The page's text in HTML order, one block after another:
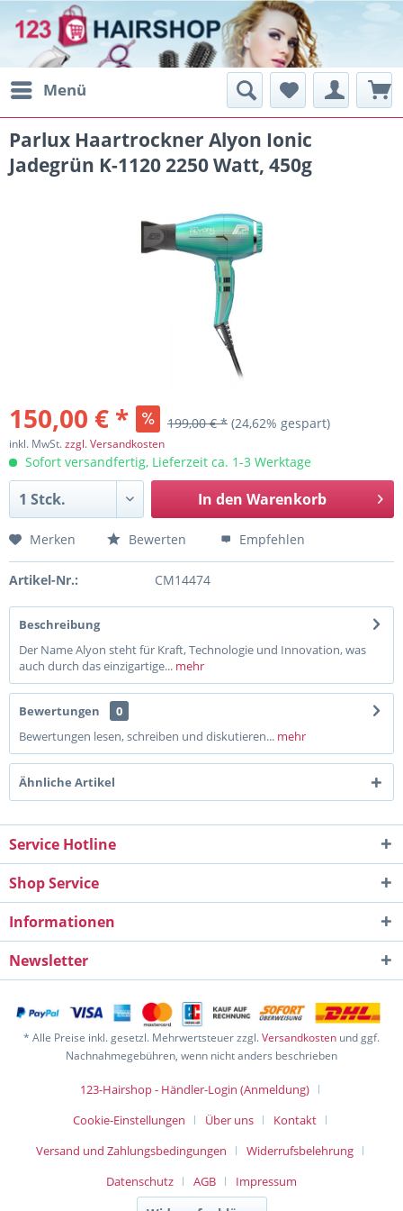
Menü
Parlux Haartrockner Alyon Ionic
Jadegrün K-1120 2250 Watt, 450g
150,00 € * 199,00 € * (24,62% gespart)
inkl. MwSt.zzgl. Versandkosten
Sofort versandfertig, Lieferzeit ca. 1-3 Werktage
In den Warenkorb
Merken Bewerten Empfehlen
Artikel-Nr.: CM14474
Beschreibung
Der Name Alyon steht für Kraft, Technologie und Innovation, was
auch durch das einzigartige... mehr
Bewertungen
0
Bewertungen lesen, schreiben und diskutieren... mehr
Ähnliche Artikel
Service Hotline
Shop Service
Informationen
Newsletter
* Alle Preise inkl. gesetzl. Mehrwertsteuer zzgl.Versandkosten und ggf.
Nachnahmegebühren, wenn nicht anders beschrieben
123-Hairshop - Händler-Login (Anmeldung)
Cookie-Einstellungen
Über uns
Kontakt
Versand und Zahlungsbedingungen
Widerrufsbelehrung
Datenschutz
AGB Impressum